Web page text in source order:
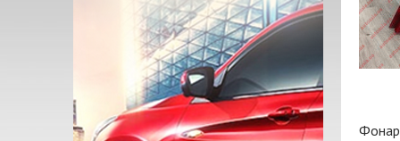
Гофра
Датчик
Дверь
Диск колесный
DAYCO
DENCHERMANN
DONGIL
FARE